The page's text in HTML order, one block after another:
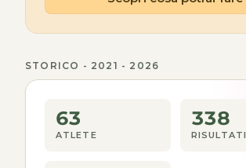
STORICO - 2021 - 2026
63
ATLETE
338
RISULTATI